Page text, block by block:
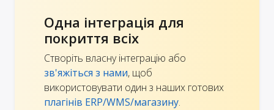
Одна інтеграція для
покриття всіх
Створіть власну інтеграцію або
зв'яжіться з нами, щоб
використовувати один з наших готових
плагінів ERP/WMS/магазину.